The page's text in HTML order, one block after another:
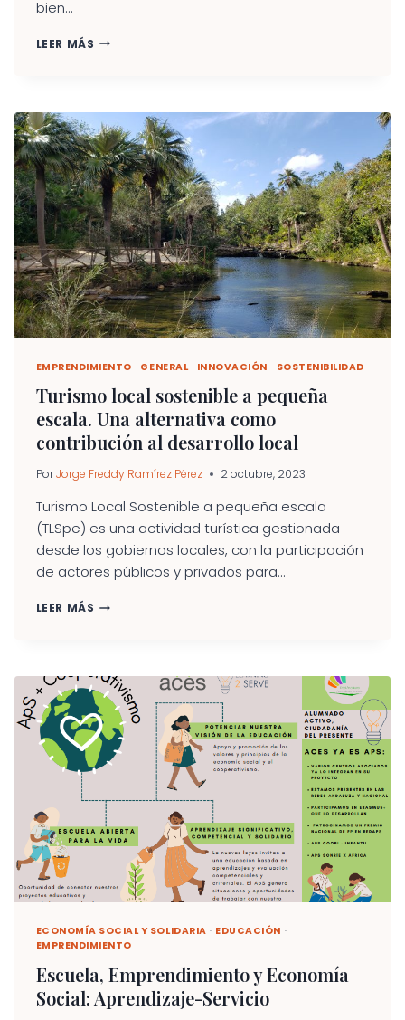
bien...
LEER MÁS INVERSIÓN
Y
SOLIDARIA:
BASES
Y
PRINCIPIOS
EMPRENDIMIENTO · GENERAL· INNOVACIÓN · SOSTENIBILIDAD
Turismo local sostenible a pequeña
escala. Una alternativa como
contribución al desarrollo local
Por Jorge Freddy Ramírez Pérez 2 octubre, 2023
Turismo Local Sostenible a pequeña escala
(TLSpe) es una actividad turística gestionada
desde los gobiernos locales, con la participación
de actores públicos y privados para...
LEER MÁS TURISMO
PEQUEÑA
ESCALA.
UNA
ALTERNATIVA
COMO
CONTRIBUCIÓN
AL
DESARROLLO
LOCAL
ECONOMÍA SOCIAL Y SOLIDARIA · EDUCACIÓN ·
EMPRENDIMIENTO
Escuela, Emprendimiento y Economía
Social: Aprendizaje-Servicio